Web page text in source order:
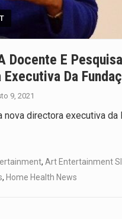
Docente E
Da
9, 2021
directora executiva da
, Art Entertainment
, Home Health News